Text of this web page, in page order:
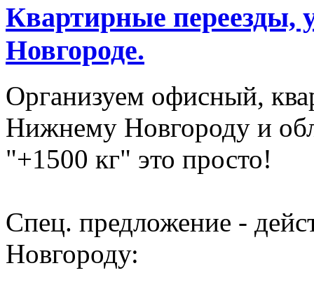
Квартирные переезды,
Новгороде.
Организуем офисный,
Нижнему Новгороду и
"+1500 кг" это просто!
Спец. предложение -
Новгороду: